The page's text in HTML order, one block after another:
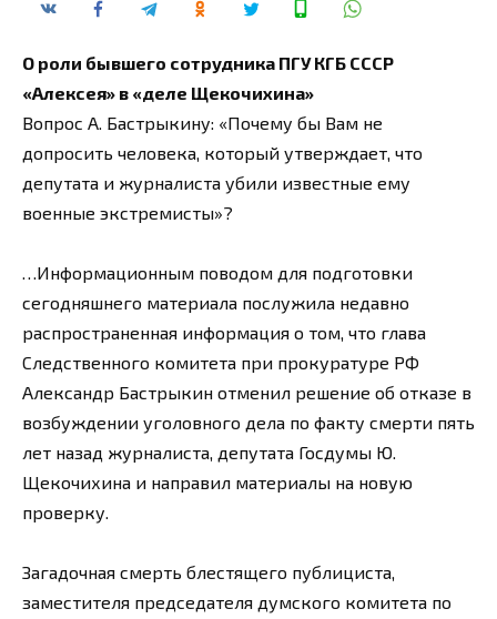
О роли бывшего сотрудника ПГУ КГБ СССР
«Алексея» в «деле Щекочихина»
Вопрос А. Бастрыкину: «Почему бы Вам не
допросить человека, который утверждает, что
депутата и журналиста убили известные ему
военные экстремисты»?
…Информационным поводом для подготовки
сегодняшнего материала послужила недавно
распространенная информация о том, что глава
Следственного комитета при прокуратуре РФ
Александр Бастрыкин отменил решение об отказе в
возбуждении уголовного дела по факту смерти пять
лет назад журналиста, депутата Госдумы Ю.
Щекочихина и направил материалы на новую
проверку.
Загадочная смерть блестящего публициста,
заместителя председателя думского комитета по